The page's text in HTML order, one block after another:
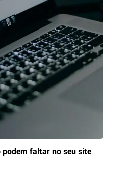
podem faltar no seu site